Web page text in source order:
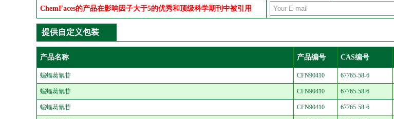
ChemFaces的产品在影响因子大于5的优秀和顶级科学期刊中被引用
提供自定义包装
产品名称 产品编号 CAS编号
蝙蝠葛氰苷 CFN90410 67765-58-6
蝙蝠葛氰苷 CFN90410 67765-58-6
蝙蝠葛氰苷 CFN90410 67765-58-6